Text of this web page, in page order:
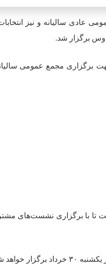
عادی سالیانه و نیز
جهت برگزاری مجمع عمومی
تا با برگزاری نشست‌های
شد.